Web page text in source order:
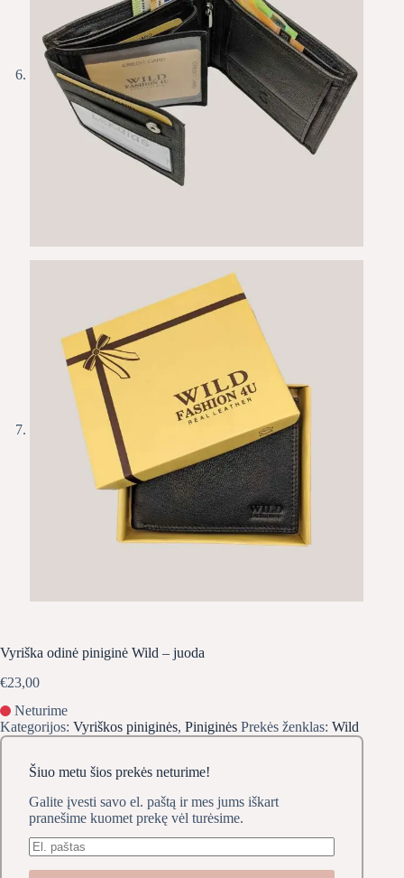
Vyriška odinė piniginė Wild – juoda
€23,00
Neturime
Kategorijos: Vyriškos piniginės, Piniginės Prekės ženklas: Wild
Šiuo metu šios prekės neturime!
Galite įvesti savo el. paštą ir mes jums iškart
pranešime kuomet prekę vėl turėsime.